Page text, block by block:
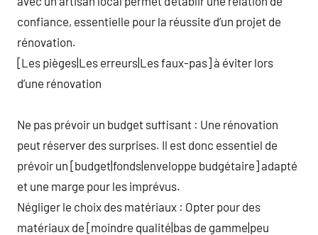
confiance, essentielle pour la réussite d’un projet de
rénovation.
[Les pièges|Les erreurs|Les faux-pas] à éviter lors
d’une rénovation
Ne pas prévoir un budget suffisant : Une rénovation
peut réserver des surprises. Il est donc essentiel de
prévoir un [budget|fonds|enveloppe budgétaire] adapté
et une marge pour les imprévus.
Négliger le choix des matériaux : Opter pour des
matériaux de [moindre qualité|bas de gamme|peu